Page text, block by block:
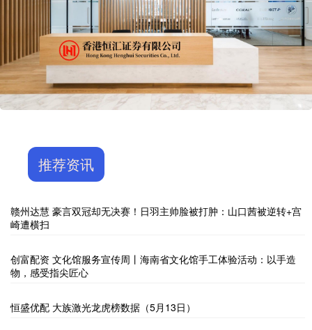
推荐资讯
赣州达慧 豪言双冠却无决赛！日羽主帅脸被打肿：山口茜被逆转+宫
崎遭横扫
创富配资 文化馆服务宣传周丨海南省文化馆手工体验活动：以手造
物，感受指尖匠心
恒盛优配 大族激光龙虎榜数据（5月13日）